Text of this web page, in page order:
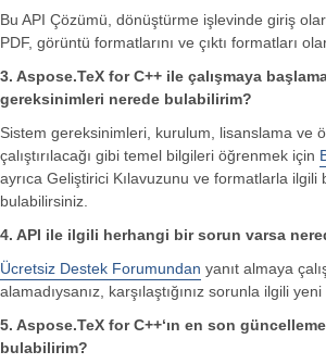
Bu API Çözümü, dönüştürme işlevinde giriş
PDF, görüntü formatlarını ve çıktı formatları
3. Aspose.TeX for C++ ile çalışmaya
gereksinimleri nerede bulabilirim?
Sistem gereksinimleri, kurulum, lisanslama ve
çalıştırılacağı gibi temel bilgileri öğrenmek için
ayrıca Geliştirici Kılavuzunu ve formatlarla ilgili
bulabilirsiniz.
4. API ile ilgili herhangi bir sorun varsa
Ücretsiz Destek Forumundan yanıt almaya
alamadıysanız, karşılaştığınız sorunla ilgili
5. Aspose.TeX for C++‘ın en son
bulabilirim?